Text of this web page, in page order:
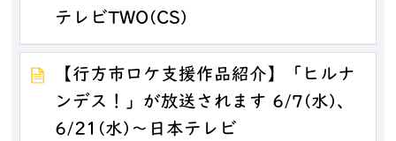
テレビTWO(CS)
【行方市ロケ支援作品紹介】「ヒルナ
ンデス！」が放送されます 6/7(水)、
6/21(水)～日本テレビ